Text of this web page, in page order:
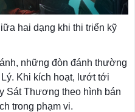
hai dạng khi thi triển kỹ
những đòn đánh thường
Khi kích hoạt, lướt tới
Sát Thương theo hình bán
trong phạm vi.